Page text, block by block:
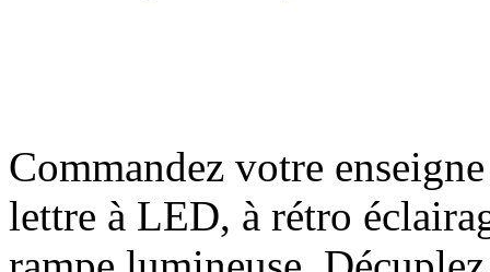
Commandez votre
lettre à LED, à rétro